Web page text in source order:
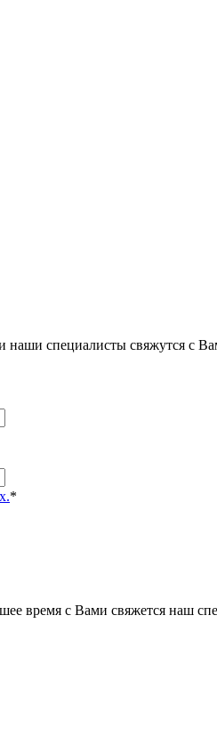
специалисты свяжутся с
*
время с Вами свяжется наш